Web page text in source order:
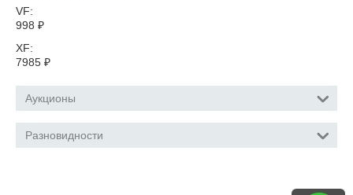
VF:
998 ₽
XF:
7985 ₽
Аукционы
Разновидности